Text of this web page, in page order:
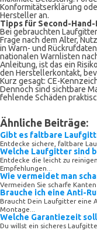
Konformitätserklärung
Hersteller an.
Tipps für Second-Hand-
Bei gebrauchten
Frage nach dem Alter,
in Warn- und
nationalen Warnlisten
Anleitung, ist das ein
den Herstellerkontakt,
Kurz gesagt: CE-
Dennoch sind sichtbare
fehlende Schäden
Ähnliche Beiträge:
Gibt es faltbare
Entdecke sichere, faltbare
Welche Laufgitter sind
Entdecke die leicht zu
Empfehlungen...
Wie vermeidet man
Vermeiden Sie scharfe
Brauche ich eine Anti-
Braucht Dein Laufgitter eine
Montage...
Welche Garantiezeit
Du willst ein sicheres